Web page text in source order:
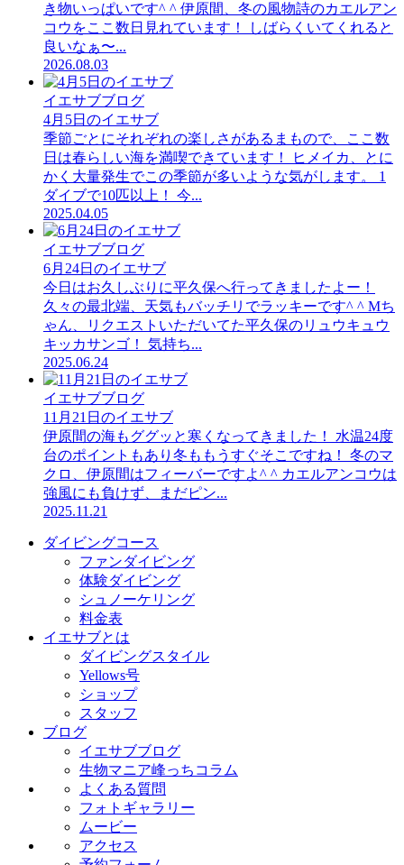
き物いっぱいです^ ^ 伊原間、冬の風物詩のカエルアン
コウをここ数日見れています！ しばらくいてくれると
良いなぁ〜...
2026.08.03
イエサブブログ
4月5日のイエサブ
季節ごとにそれぞれの楽しさがあるまもので、ここ数
日は春らしい海を満喫できています！ ヒメイカ、とに
かく大量発生でこの季節が多いような気がします。 1
ダイブで10匹以上！ 今...
2025.04.05
イエサブブログ
6月24日のイエサブ
今日はお久しぶりに平久保へ行ってきましたよー！
久々の最北端、天気もバッチリでラッキーです^ ^ Mち
ゃん、リクエストいただいてた平久保のリュウキュウ
キッカサンゴ！ 気持ち...
2025.06.24
イエサブブログ
11月21日のイエサブ
伊原間の海もググッと寒くなってきました！ 水温24度
台のポイントもあり冬ももうすぐそこですね！ 冬のマ
クロ、伊原間はフィーバーですよ^ ^ カエルアンコウは
強風にも負けず、まだピン...
2025.11.21
ダイビングコース
ファンダイビング
体験ダイビング
シュノーケリング
料金表
イエサブとは
ダイビングスタイル
Yellows号
ショップ
スタッフ
ブログ
イエサブブログ
生物マニア峰っちコラム
よくある質問
フォトギャラリー
ムービー
アクセス